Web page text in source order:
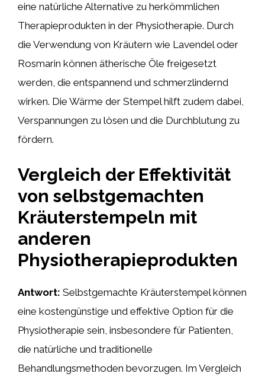
eine natürliche Alternative zu herkömmlichen
Therapieprodukten in der Physiotherapie. Durch
die Verwendung von Kräutern wie Lavendel oder
Rosmarin können ätherische Öle freigesetzt
werden, die entspannend und schmerzlindernd
wirken. Die Wärme der Stempel hilft zudem dabei,
Verspannungen zu lösen und die Durchblutung zu
fördern.
Vergleich der Effektivität
von selbstgemachten
Kräuterstempeln mit
anderen
Physiotherapieprodukten
Antwort: Selbstgemachte Kräuterstempel können
eine kostengünstige und effektive Option für die
Physiotherapie sein, insbesondere für Patienten,
die natürliche und traditionelle
Behandlungsmethoden bevorzugen. Im Vergleich